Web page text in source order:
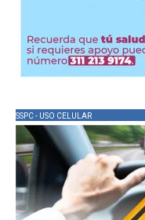
SSPC - USO CELULAR